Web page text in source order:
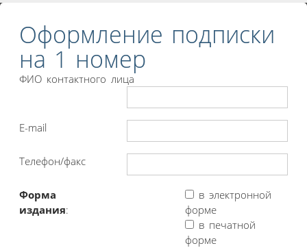
Оформление подписки
на 1 номер
ФИО контактного лица
E-mail
Телефон/факс
Форма
издания:
в электронной
форме
в печатной
форме